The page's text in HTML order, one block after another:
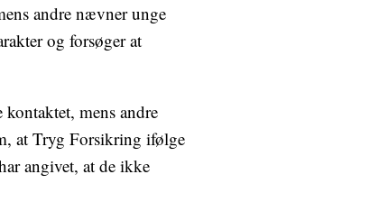
andre nævner unge
og forsøger at
mens andre
at Tryg Forsikring ifølge
angivet, at de ikke